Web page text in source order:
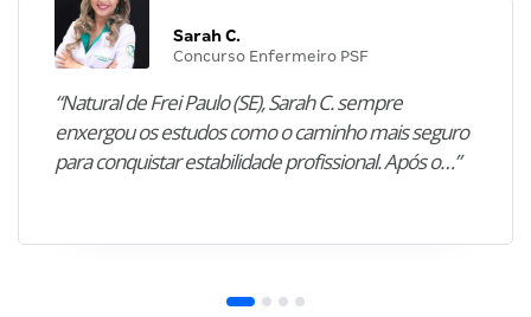
Sarah C.
Concurso Enfermeiro PSF
“Natural de Frei Paulo (SE), Sarah C. sempre
enxergou os estudos como o caminho mais seguro
para conquistar estabilidade profissional. Após o…”